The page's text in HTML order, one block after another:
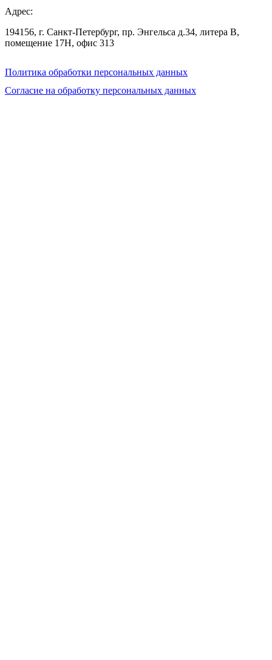
Адрес:
194156, г. Санкт-Петербург, пр. Энгельса д.34, литера В,
помещение 17Н, офис 313
Политика обработки персональных данных
Согласие на обработку персональных данных